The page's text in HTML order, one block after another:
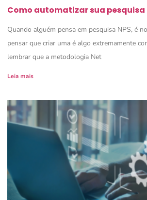
Como automatizar sua pesquisa
Quando alguém pensa em pesquisa NPS, é
pensar que criar uma é algo extremamente
lembrar que a metodologia Net
Leia mais